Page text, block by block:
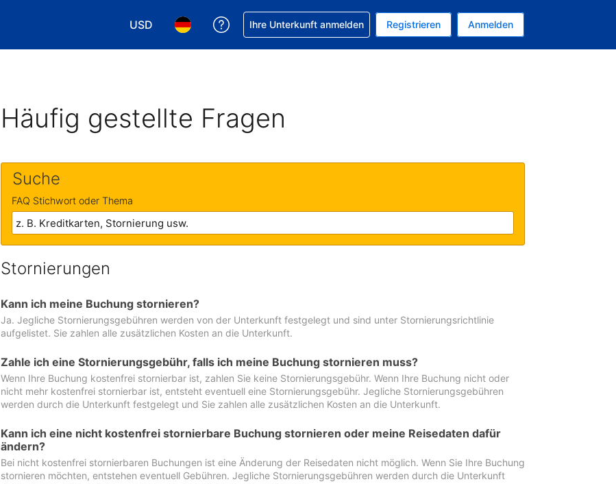
USD
Wählen Sie Ihre Währung. Ihre aktuelle Währung ist US-Dollar
Wählen Sie Ihre Sprache. Ihre aktuelle Sprache ist Deutsch
Hilfe bei Ihrer Buchung erhalten
Ihre Unterkunft anmelden Registrieren Anmelden
Häufig gestellte Fragen
Suche
FAQ Stichwort oder Thema
Stornierungen
Kann ich meine Buchung stornieren?
Ja. Jegliche Stornierungsgebühren werden von der Unterkunft festgelegt und sind unter Stornierungsrichtlinie
aufgelistet. Sie zahlen alle zusätzlichen Kosten an die Unterkunft.
Zahle ich eine Stornierungsgebühr, falls ich meine Buchung stornieren muss?
Wenn Ihre Buchung kostenfrei stornierbar ist, zahlen Sie keine Stornierungsgebühr. Wenn Ihre Buchung nicht oder
nicht mehr kostenfrei stornierbar ist, entsteht eventuell eine Stornierungsgebühr. Jegliche Stornierungsgebühren
werden durch die Unterkunft festgelegt und Sie zahlen alle zusätzlichen Kosten an die Unterkunft.
Kann ich eine nicht kostenfrei stornierbare Buchung stornieren oder meine Reisedaten dafür
ändern?
Bei nicht kostenfrei stornierbaren Buchungen ist eine Änderung der Reisedaten nicht möglich. Wenn Sie Ihre Buchung
stornieren möchten, entstehen eventuell Gebühren. Jegliche Stornierungsgebühren werden durch die Unterkunft